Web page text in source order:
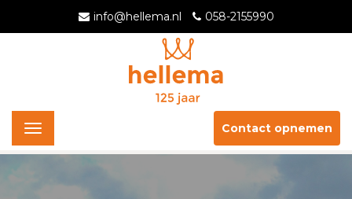
info@hellema.nl 058-2155990
Contact opnemen
Toggle
navigation